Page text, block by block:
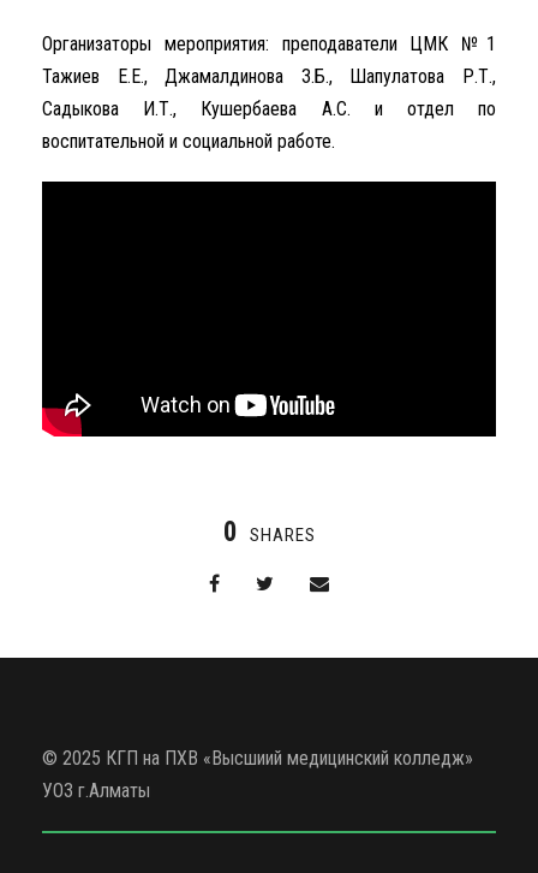
Организаторы мероприятия: преподаватели ЦМК №1
Тажиев Е.Е., Джамалдинова З.Б., Шапулатова Р.Т.,
Садыкова И.Т., Кушербаева А.С. и отдел по
воспитательной и социальной работе.
0 SHARES
© 2025 КГП на ПХВ «Высшиий медицинский колледж»
УОЗ г.Алматы